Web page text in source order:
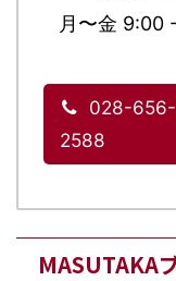
月〜金 9:00
028-656-
2588
MASUTAKA